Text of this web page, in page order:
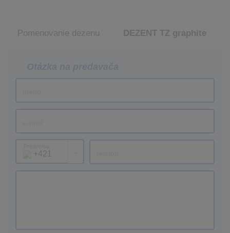
Pomenovanie dezenu DEZENT TZ graphite
+421